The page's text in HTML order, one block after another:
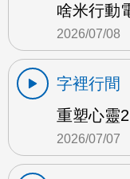
啥米行動
2026/07/08
字裡行間
重塑心靈
2026/07/07